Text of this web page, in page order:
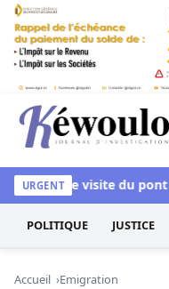
Aller au contenu
Kéwoulo, le premier
URGENT
après une visite du pont
POLITIQUE JUSTICE
Accueil Emigration